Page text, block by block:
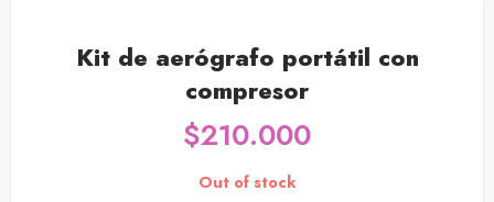
Kit de aerógrafo portátil con
compresor
$210.000
Out of stock